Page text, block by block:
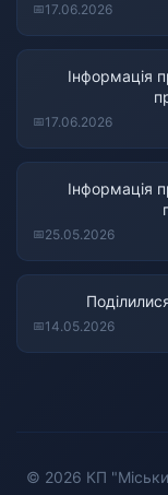
17.06.2026
Інформація
17.06.2026
Інформація
25.05.2026
14.05.2026
© 2026 КП